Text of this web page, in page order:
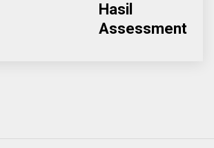
Hasil
Assessment